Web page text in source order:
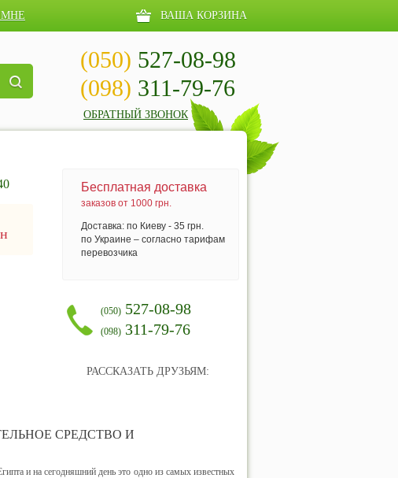
МНЕ ВАША КОРЗИНА
(050) 527-08-98
(098) 311-79-76
ОБРАТНЫЙ ЗВОНОК
Бесплатная доставка
заказов от 1000 грн.
Доставка: по Киеву - 35 грн.
по Украине – согласно тарифам
перевозчика
(050) 527-08-98
(098) 311-79-76
РАССКАЗАТЬ ДРУЗЬЯМ:
СРЕДСТВО И
и на сегодняшний день это одно из самых известных